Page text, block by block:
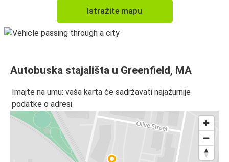
Istražite mapu
Autobuska stajališta u Greenfield, MA
Imajte na umu: vaša karta će sadržavati najažurnije
podatke o adresi.